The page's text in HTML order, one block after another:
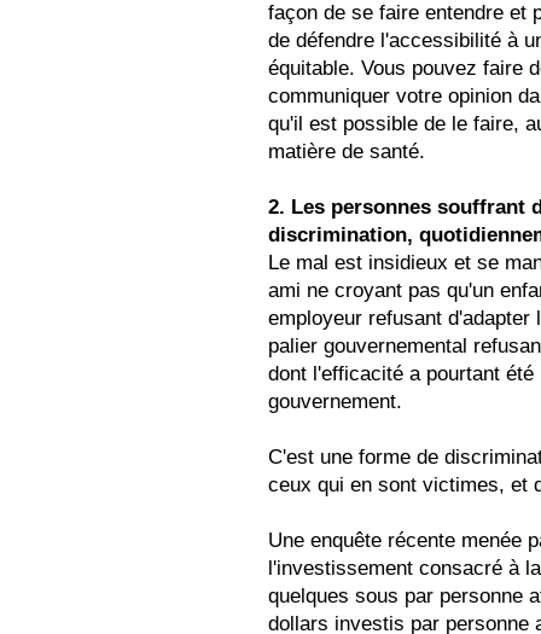
façon de se faire entendre et
de défendre l'accessibilité à
équitable. Vous pouvez faire
communiquer votre opinion
qu'il est possible de le faire,
matière de santé.
2. Les personnes souffrant
discrimination,
Le mal est insidieux et se
ami ne croyant pas qu'un
employeur refusant d'adapter
palier gouvernemental
dont l'efficacité a pourtant
gouvernement.
C'est une forme de
ceux qui en sont victimes, et
Une enquête récente menée
l'investissement consacré à
quelques sous par personne
dollars investis par personne